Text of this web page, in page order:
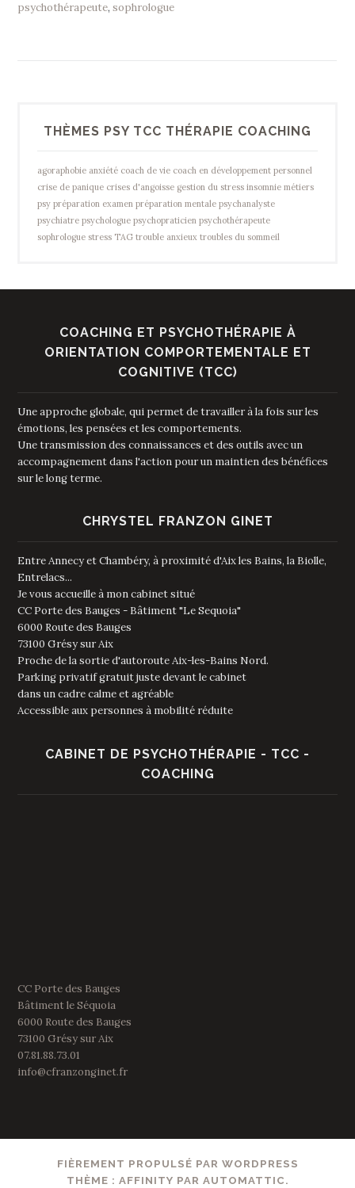
psychothérapeute,sophrologue
THÈMES PSY TCC THÉRAPIE COACHING
agoraphobie anxiété coach de vie coach en développement personnel
crise de panique crises d'angoisse gestion du stress insomnie métiers
psy préparation examen préparation mentale psychanalyste
psychiatre psychologue psychopraticien psychothérapeute
sophrologue stress TAG trouble anxieux troubles du sommeil
COACHING ET PSYCHOTHÉRAPIE À
ORIENTATION COMPORTEMENTALE ET
COGNITIVE (TCC)
Une approche globale, qui permet de travailler à la fois sur les
émotions, les pensées et les comportements.
Une transmission des connaissances et des outils avec un
accompagnement dans l'action pour un maintien des bénéfices
sur le long terme.
CHRYSTEL FRANZON GINET
Entre Annecy et Chambéry, à proximité d'Aix les Bains, la Biolle,
Entrelacs...
Je vous accueille à mon cabinet situé
CC Porte des Bauges - Bâtiment "Le Sequoia"
6000 Route des Bauges
73100 Grésy sur Aix
Proche de la sortie d'autoroute Aix-les-Bains Nord.
Parking privatif gratuit juste devant le cabinet
dans un cadre calme et agréable
Accessible aux personnes à mobilité réduite
CABINET DE PSYCHOTHÉRAPIE - TCC -
COACHING
CC Porte des Bauges
Bâtiment le Séquoia
6000 Route des Bauges
73100 Grésy sur Aix
07.81.88.73.01
info@cfranzonginet.fr
FIÈREMENT PROPULSÉ PAR WORDPRESS
THÈME : AFFINITY PAR AUTOMATTIC .